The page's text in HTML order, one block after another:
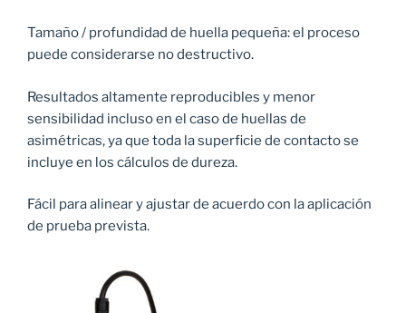
Tamaño / profundidad de huella pequeña: el proceso
puede considerarse no destructivo.
Resultados altamente reproducibles y menor
sensibilidad incluso en el caso de huellas de
asimétricas, ya que toda la superficie de contacto se
incluye en los cálculos de dureza.
Fácil para alinear y ajustar de acuerdo con la aplicación
de prueba prevista.